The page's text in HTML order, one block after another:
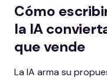
Cómo
la IA
que vende
La IA arma su